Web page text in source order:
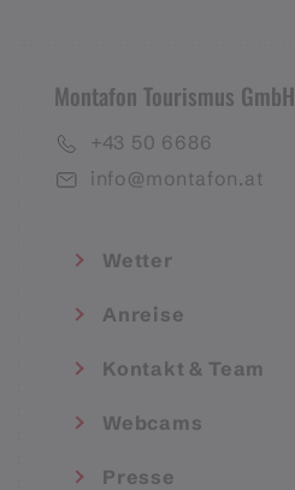
Montafon Tourismus GmbH
+43 50 6686
info@montafon.at
Wetter
Anreise
Kontakt & Team
Webcams
Presse